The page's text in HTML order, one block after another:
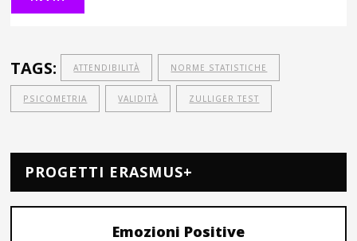
TAGS: ATTENDIBILITÀ NORME STATISTICHE
PSICOMETRIA VALIDITÀ ZULLIGER TEST
PROGETTI ERASMUS+
Emozioni Positive